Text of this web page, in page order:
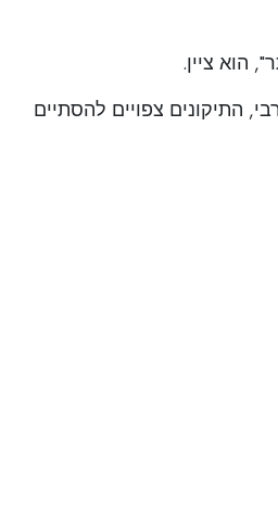
הוא ציין.
התיקונים צפויים להסתיים